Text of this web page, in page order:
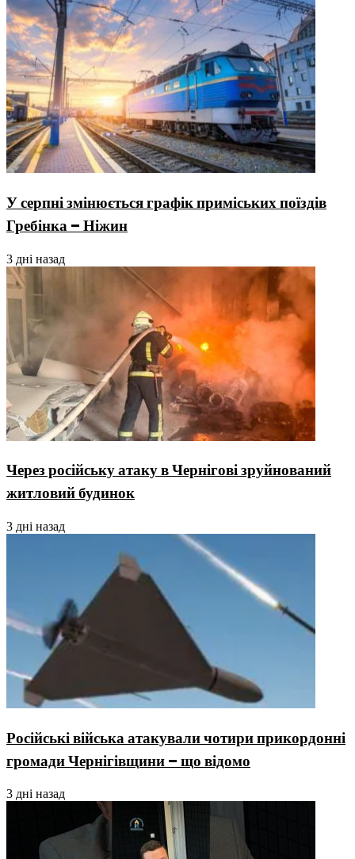
У серпні змінюється графік приміських поїздів
Гребінка – Ніжин
3 дні назад
Через російську атаку в Чернігові зруйнований
житловий будинок
3 дні назад
Російські війська атакували чотири прикордонні
громади Чернігівщини – що відомо
3 дні назад